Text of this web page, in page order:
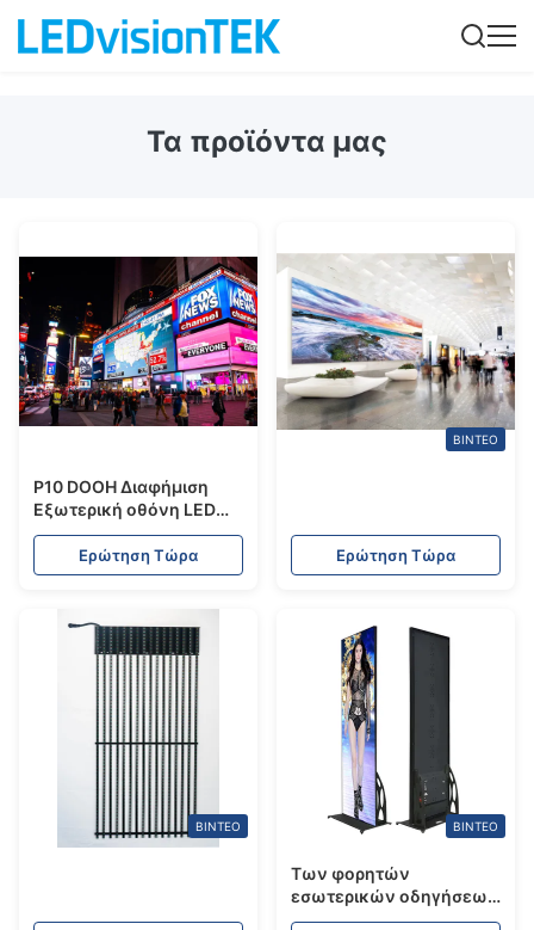
Τα προϊόντα μας
P10 DOOH Διαφήμιση
Εξωτερική οθόνη LED
οθόνης πλήρους
χρώματος σταθερή
οθόνη LED
Ερώτηση Τώρα
ΒΊΝΤΕΟ
Ερώτηση Τώρα
ΒΊΝΤΕΟ ΒΊΝΤΕΟ
Των φορητών
εσωτερικών οδηγήσεων
νέος ευφυής τελικός